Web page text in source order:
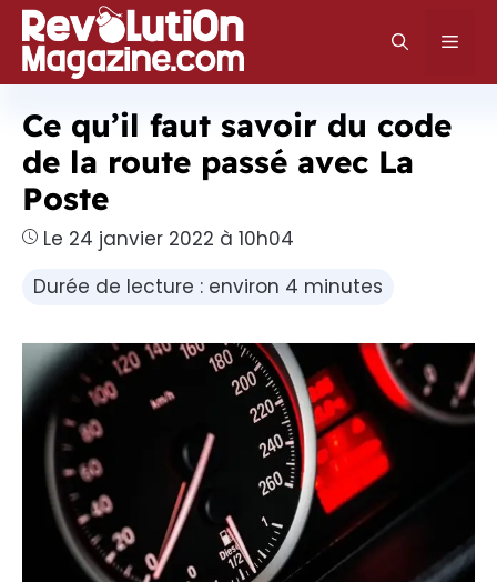
Aller
au
contenu
Ce qu’il faut savoir du code
de la route passé avec La
Poste
Le 24 janvier 2022 à 10h04
Durée de lecture : environ 4 minutes